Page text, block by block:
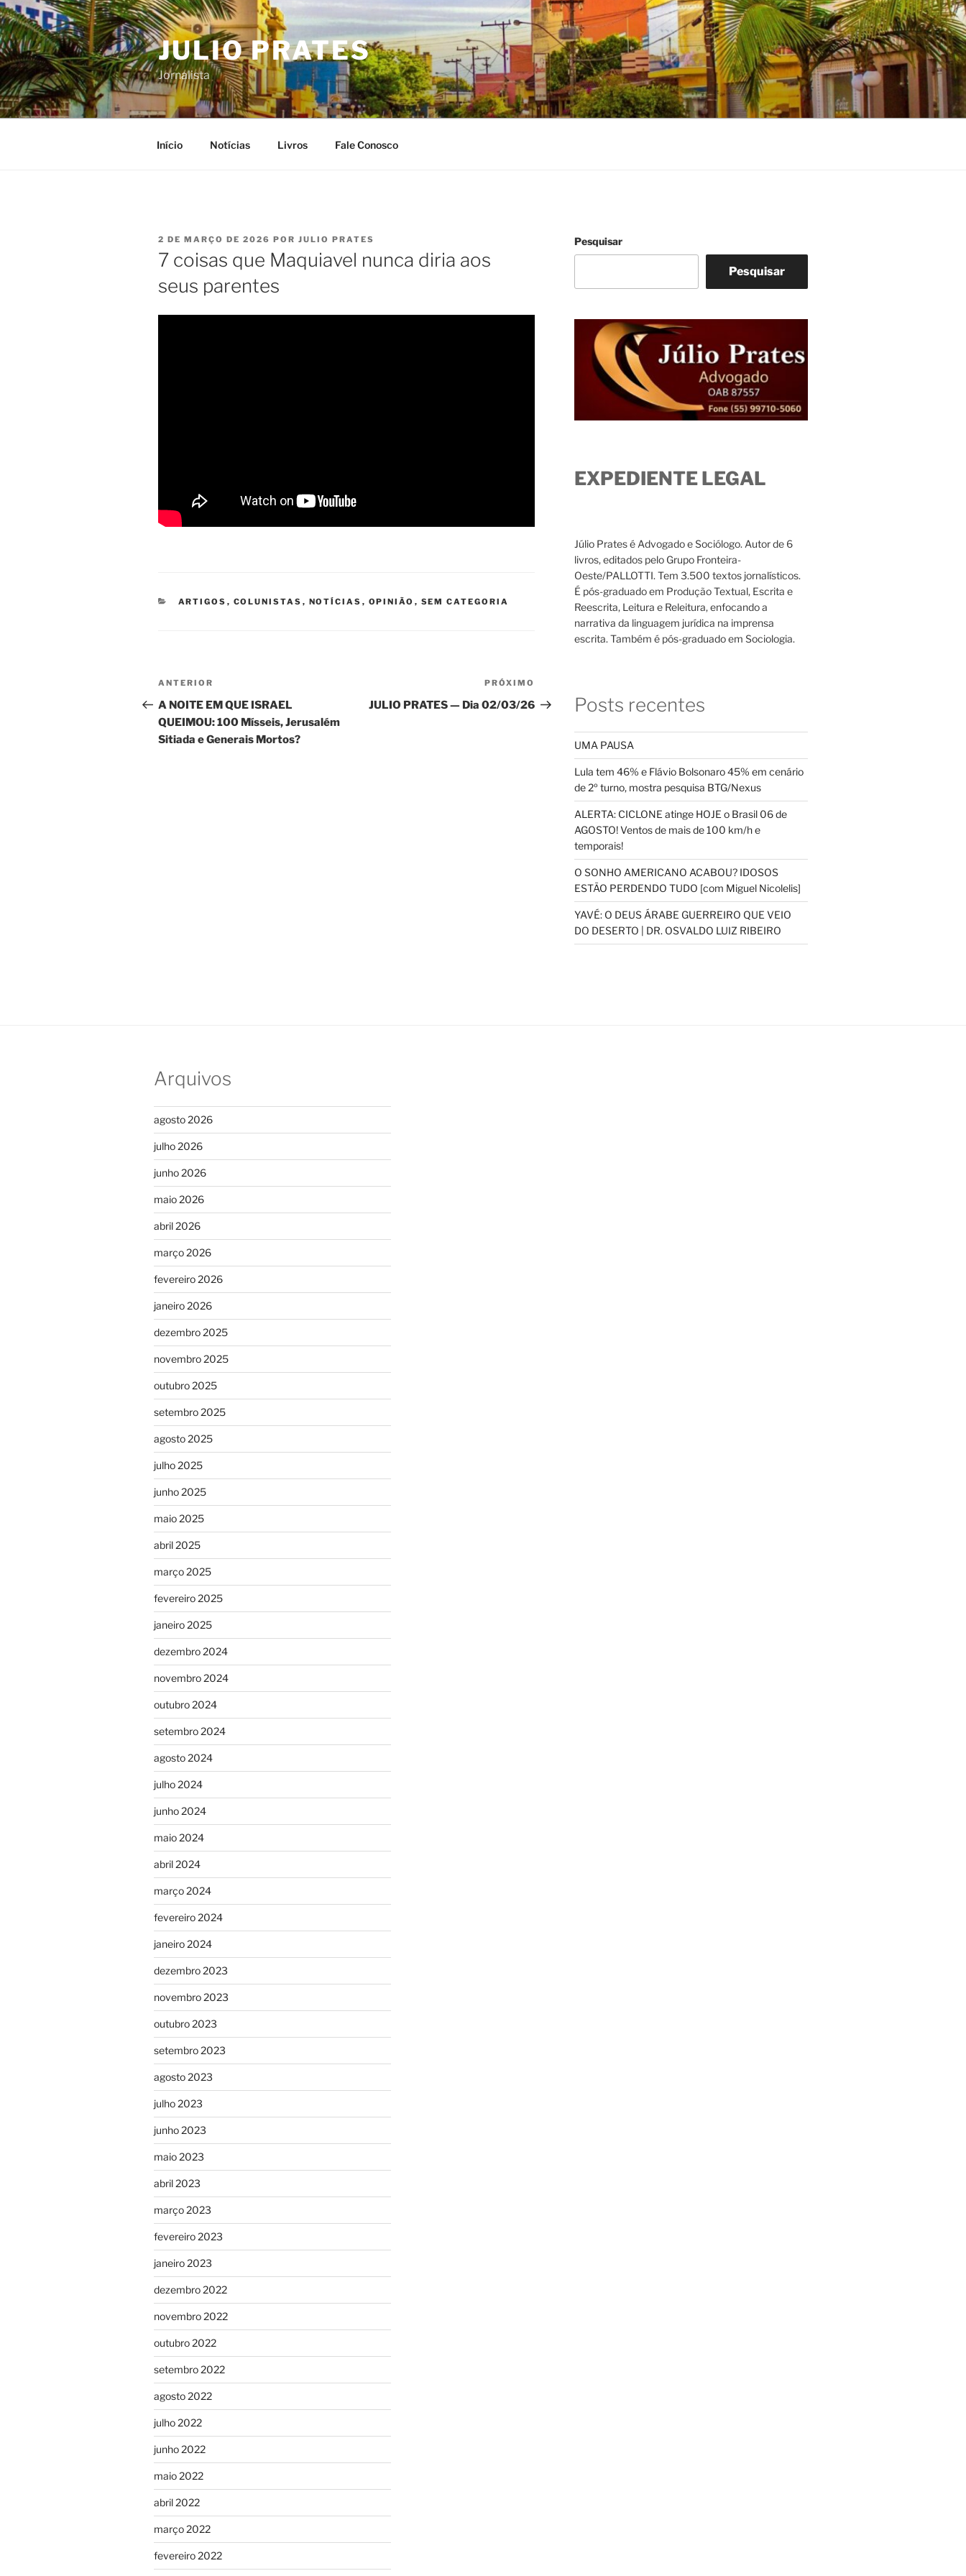
Pular
para
o
conteúdo
JULIO PRATES
Jornalista
Início Notícias Livros Fale Conosco
PUBLICADO
EM
2 DE MARÇO DE 2026 POR JULIO PRATES
7 coisas que Maquiavel nunca diria aos
seus parentes
CATEGORIAS
ARTIGOS , COLUNISTAS , NOTÍCIAS , OPINIÃO , SEM CATEGORIA
Navegação
de
Post
Post
anterior
ANTERIOR
A NOITE EM QUE ISRAEL
QUEIMOU: 100 Mísseis, Jerusalém
Sitiada e Generais Mortos?
post
PRÓXIMO
JULIO PRATES — Dia 02/03/26
Pesquisar
Pesquisar
EXPEDIENTE LEGAL
Júlio Prates é Advogado e Sociólogo. Autor de 6
livros, editados pelo Grupo Fronteira-
Oeste/PALLOTTI. Tem 3.500 textos jornalísticos.
É pós-graduado em Produção Textual, Escrita e
Reescrita, Leitura e Releitura, enfocando a
narrativa da linguagem jurídica na imprensa
escrita. Também é pós-graduado em Sociologia.
Posts recentes
UMA PAUSA
Lula tem 46% e Flávio Bolsonaro 45% em cenário
de 2º turno, mostra pesquisa BTG/Nexus
ALERTA: CICLONE atinge HOJE o Brasil 06 de
AGOSTO! Ventos de mais de 100 km/h e
temporais!
O SONHO AMERICANO ACABOU? IDOSOS
ESTÃO PERDENDO TUDO [com Miguel Nicolelis]
YAVÉ: O DEUS ÁRABE GUERREIRO QUE VEIO
DO DESERTO | DR. OSVALDO LUIZ RIBEIRO
Arquivos
agosto 2026
julho 2026
junho 2026
maio 2026
abril 2026
março 2026
fevereiro 2026
janeiro 2026
dezembro 2025
novembro 2025
outubro 2025
setembro 2025
agosto 2025
julho 2025
junho 2025
maio 2025
abril 2025
março 2025
fevereiro 2025
janeiro 2025
dezembro 2024
novembro 2024
outubro 2024
setembro 2024
agosto 2024
julho 2024
junho 2024
maio 2024
abril 2024
março 2024
fevereiro 2024
janeiro 2024
dezembro 2023
novembro 2023
outubro 2023
setembro 2023
agosto 2023
julho 2023
junho 2023
maio 2023
abril 2023
março 2023
fevereiro 2023
janeiro 2023
dezembro 2022
novembro 2022
outubro 2022
setembro 2022
agosto 2022
julho 2022
junho 2022
maio 2022
abril 2022
março 2022
fevereiro 2022